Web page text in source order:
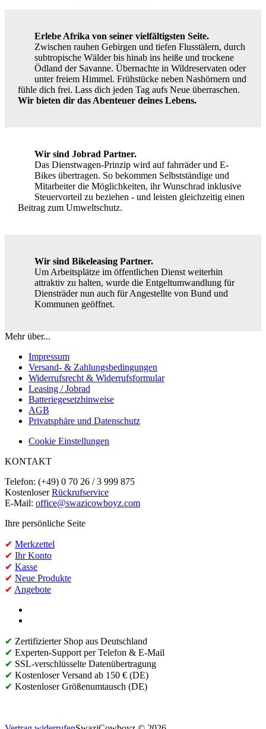
Erlebe Afrika von seiner vielfältigsten Seite.
Zwischen rauhen Gebirgen und tiefen Flusstälern, durch
subtropische Wälder bis hinab ins heiße und trockene
Ödland der Savanne. Übernachte in Wildreservaten oder
unter freiem Himmel. Frühstücke neben Nashörnern und
fühle dich frei. Lass dich jeden Tag aufs Neue überraschen.
Wir bieten dir das Abenteuer deines Lebens.
Wir sind Jobrad Partner.
Das Dienstwagen-Prinzip wird auf fahrräder und E-
Bikes übertragen. So bekommen Selbstständige und
Mitarbeiter die Möglichkeiten, ihr Wunschrad inklusive
Steuervorteil zu beziehen - und leisten gleichzeitig einen
Beitrag zum Umweltschutz.
Wir sind Bikeleasing Partner.
Um Arbeitsplätze im öffentlichen Dienst weiterhin
attraktiv zu halten, wurde die Entgeltumwandlung für
Diensträder nun auch für Angestellte von Bund und
Kommunen geöffnet.
Mehr über...
Impressum
Versand- & Zahlungsbedingungen
Widerrufsrecht & Widerrufsformular
Leasing / Jobrad
Batteriegesetzhinweise
AGB
Privatsphäre und Datenschutz
Cookie Einstellungen
KONTAKT
Telefon: (+49) 0 70 26 / 3 999 875
KostenloserRückrufservice
E-Mail: office@swazicowboyz.com
Ihre persönliche Seite
✔ Merkzettel
✔ Ihr Konto
✔ Kasse
✔ Neue Produkte
✔ Angebote
✔ Zertifizierter Shop aus Deutschland
✔ Experten-Support per Telefon & E-Mail
✔ SSL-verschlüsselte Datenübertragung
✔ Kostenloser Versand ab 150 € (DE)
✔ Kostenloser Größenumtausch (DE)